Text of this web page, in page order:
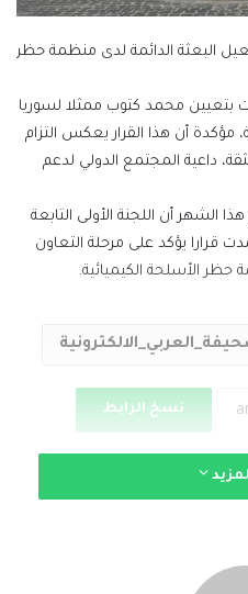
البعثة الدائمة لدى منظمة حظر
بتعيين محمد كتوب ممثلا لسوريا
مؤكدة أن هذا القرار يعكس التزام
داعية المجتمع الدولي لدعم
الشهر أن اللجنة الأولى التابعة
قرارا يؤكد على مرحلة التعاون
حظر الأسلحة الكيميائية.
نسخ الرابط